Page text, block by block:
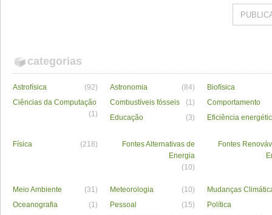
categorias
Astrofísica (92) Astronomia (84)
Biofísica
Ciências da Computação
(1)
Combustíveis fósseis (1)
Comportamento
Educação
(3) Eficiência
Física (218)
Fontes Alternativas de
Energia
(10)
Fontes
Meio Ambiente (31) Meteorologia (10)
Mudanças
Oceanografia
(1) Pessoal (15)
Política